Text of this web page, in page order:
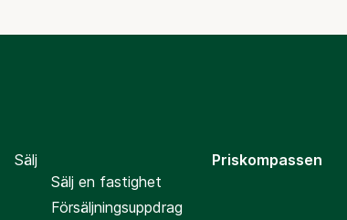
Sälj
Sälj en fastighet
Försäljningsuppdrag
Priskompassen